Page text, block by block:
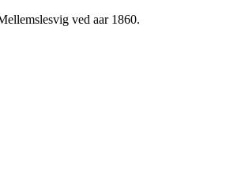
ved aar 1860.